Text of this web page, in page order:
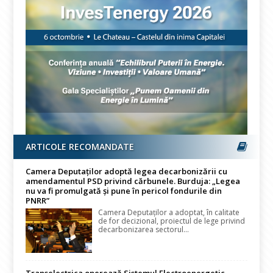
ARTICOLE RECOMANDATE
Camera Deputaților adoptă legea decarbonizării cu
amendamentul PSD privind cărbunele. Burduja: „Legea
nu va fi promulgată și pune în pericol fondurile din
PNRR”
Camera Deputaților a adoptat, în calitate
de for decizional, proiectul de lege privind
decarbonizarea sectorul...